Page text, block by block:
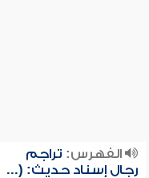
الفهرس: تراجم
رجال إسناد حديث: (...